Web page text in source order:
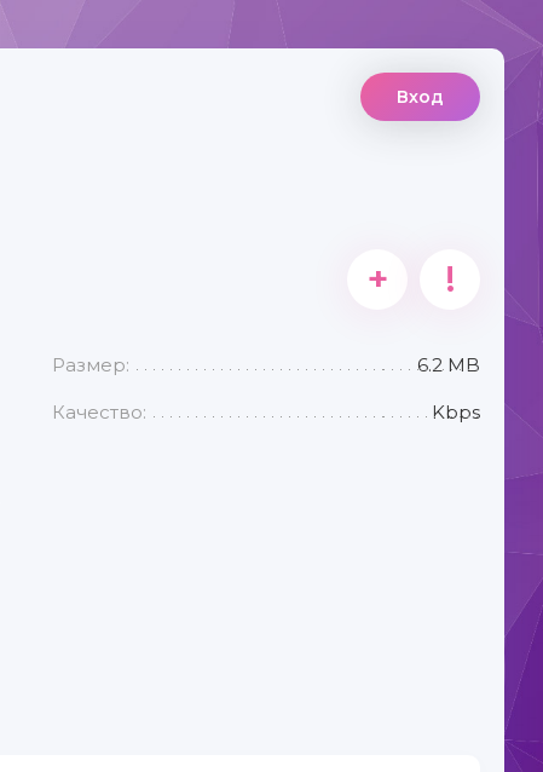
Вход
+ !
Размер: 6.2 MB
Качество: Kbps